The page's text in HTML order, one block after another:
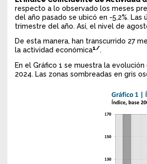
respecto a lo observado los meses
del año pasado se ubicó en -5,2%.
trimestre del año. Así, el nivel de
De esta manera, han transcurrido 27
la actividad económica1/.
En el Gráfico 1 se muestra la
2024. Las zonas sombreadas en gris